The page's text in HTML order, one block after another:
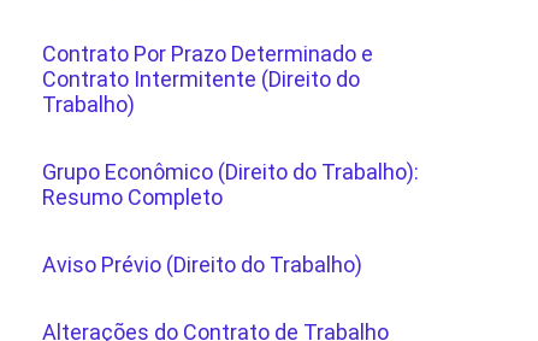
Contrato Por Prazo Determinado e
Contrato Intermitente (Direito do
Trabalho)
Grupo Econômico (Direito do Trabalho):
Resumo Completo
Aviso Prévio (Direito do Trabalho)
Alterações do Contrato de Trabalho